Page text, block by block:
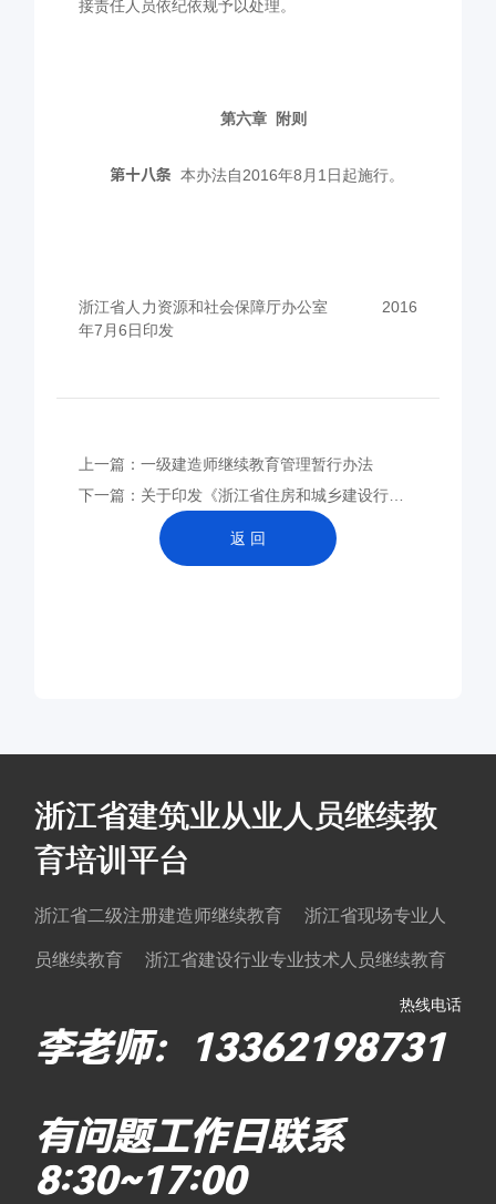
接责任人员依纪依规予以处理。
第六章 附则
第十八条 本办法自2016年8月 1日起施行。
浙江省人力资源和社会保障厅办公室 2016
年7月6日印发
上一篇：一级建造师继续教育管理暂行办法
下一篇：关于印发《浙江省住房和城乡建设行业专业技术人员继续教育学时登记细则（试行）》的通知
返 回
浙江省建筑业从业人员继续教
育培训平台
浙江省二级注册建造师继续教育 浙江省现场专业人
员继续教育 浙江省建设行业专业技术人员继续教育
热线电话
李老师：13362198731
有问题工作日联系
8:30~17:00